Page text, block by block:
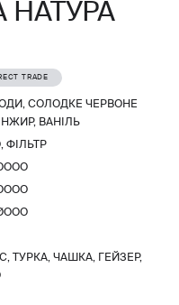
НАТУРА
TRADE
СОЛОДКЕ ЧЕРВОНЕ
ВАНІЛЬ
ФІЛЬТР
ТУРКА, ЧАШКА, ГЕЙЗЕР,